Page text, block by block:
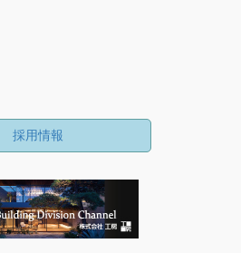
採用情報